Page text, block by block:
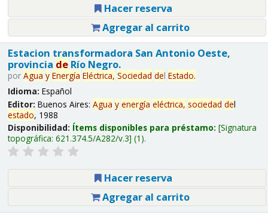
Hacer reserva
Agregar al carrito
Estacion transformadora San Antonio Oeste,
provincia deRío Negro.
por Agua y Energía Eléctrica, Sociedad del Estado.
Idioma: Español
Editor: Buenos Aires: Agua y energía eléctrica, sociedad del
estado, 1988
Disponibilidad: Ítems disponibles para préstamo: Signatura
topográfica: 621.374.5/A282/v.3 (1).
Hacer reserva
Agregar al carrito